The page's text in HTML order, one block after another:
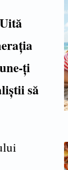
ți
să